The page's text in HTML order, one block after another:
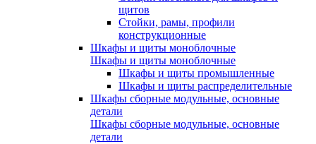
щитов
Стойки, рамы, профили
конструкционные
Шкафы и щиты моноблочные
Шкафы и щиты моноблочные
Шкафы и щиты промышленные
Шкафы и щиты распределительные
Шкафы сборные модульные, основные
детали
Шкафы сборные модульные, основные
детали